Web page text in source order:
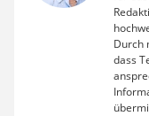
Durch
dass